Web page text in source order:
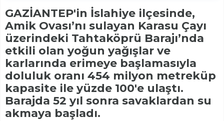
GAZİANTEP'in İslahiye ilçesinde,
Amik Ovası’nı sulayan Karasu Çayı
üzerindeki Tahtaköprü Barajı’nda
etkili olan yoğun yağışlar ve
karlarında erimeye başlamasıyla
doluluk oranı 454 milyon metreküp
kapasite ile yüzde 100'e ulaştı.
Barajda 52 yıl sonra savaklardan su
akmaya başladı.